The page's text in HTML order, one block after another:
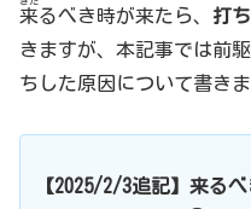
来るべき時が来たら、 打
きますが、本記事では前
ちした原因について書きま
【2025/2/3追記】来る